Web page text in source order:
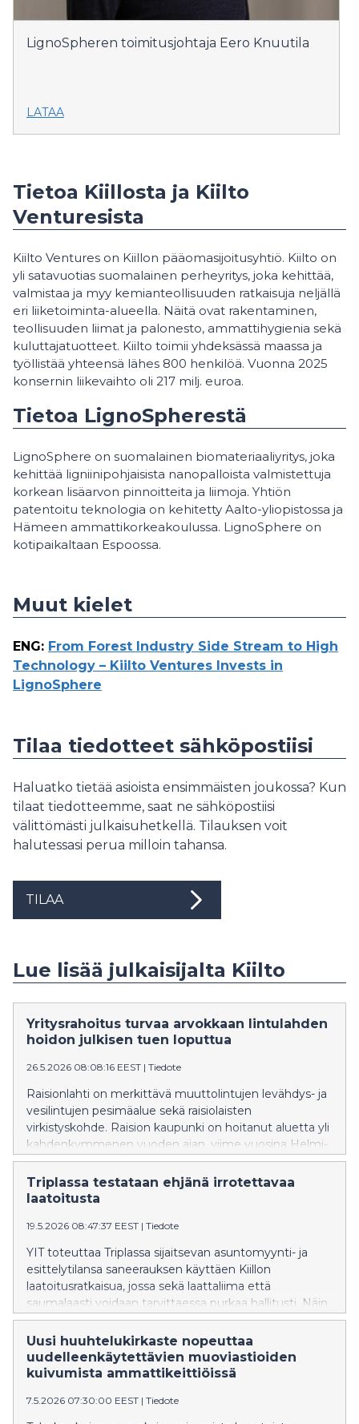
LignoSpheren toimitusjohtaja Eero Knuutila
LATAA
Tietoa Kiillosta ja Kiilto
Venturesista
Kiilto Ventures on Kiillon pääomasijoitusyhtiö. Kiilto on
yli satavuotias suomalainen perheyritys, joka kehittää,
valmistaa ja myy kemianteollisuuden ratkaisuja neljällä
eri liiketoiminta-alueella. Näitä ovat rakentaminen,
teollisuuden liimat ja palonesto, ammattihygienia sekä
kuluttajatuotteet. Kiilto toimii yhdeksässä maassa ja
työllistää yhteensä lähes 800 henkilöä. Vuonna 2025
konsernin liikevaihto oli 217 milj. euroa.
Tietoa LignoSpherestä
LignoSphere on suomalainen biomateriaaliyritys, joka
kehittää ligniinipohjaisista nanopalloista valmistettuja
korkean lisäarvon pinnoitteita ja liimoja. Yhtiön
patentoitu teknologia on kehitetty Aalto-yliopistossa ja
Hämeen ammattikorkeakoulussa. LignoSphere on
kotipaikaltaan Espoossa.
Muut kielet
ENG: From Forest Industry Side Stream to High
Technology – Kiilto Ventures Invests in
LignoSphere
Tilaa tiedotteet sähköpostiisi
Haluatko tietää asioista ensimmäisten joukossa? Kun
tilaat tiedotteemme, saat ne sähköpostiisi
välittömästi julkaisuhetkellä. Tilauksen voit
halutessasi perua milloin tahansa.
TILAA
Lue lisää julkaisijalta Kiilto
Yritysrahoitus turvaa arvokkaan lintulahden
hoidon julkisen tuen loputtua
26.5.2026 08:08:16 EEST | Tiedote
Raisionlahti on merkittävä muuttolintujen levähdys- ja
vesilintujen pesimäalue sekä raisiolaisten
virkistyskohde. Raision kaupunki on hoitanut aluetta yli
kahdenkymmenen vuoden ajan, viime vuosina Helmi-
ohjelman tuella, mutta rahoitusta ei nykyisellä
hallituskaudella ole ollut saatavilla. Kemianteollisuuden
yritys Kiilto on sitoutunut rahoittamaan Raisionlahden
Triplassa testataan ehjänä irrotettavaa
laatoitusta
19.5.2026 08:47:37 EEST | Tiedote
YIT toteuttaa Triplassa sijaitsevan asuntomyynti- ja
esittelytilansa saneerauksen käyttäen Kiillon
laatoitusratkaisua, jossa sekä laattaliima että
saumalaasti voidaan tarvittaessa purkaa hallitusti. Näin
kaakelit voidaan irrottaa ehjinä ilman rakenteiden
rikkomista. Yhteensä yli 100 neliömetriä seinäpintoja
saneerataan Triplassa uraauurtavalla laatoitusratkaisulla.
Uusi huuhtelukirkaste nopeuttaa
uudelleenkäytettävien muoviastioiden
kuivumista ammattikeittiöissä
7.5.2026 07:30:00 EEST | Tiedote